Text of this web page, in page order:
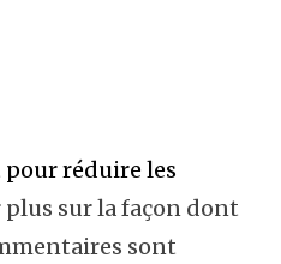
réduire les
plus sur la façon dont
sont